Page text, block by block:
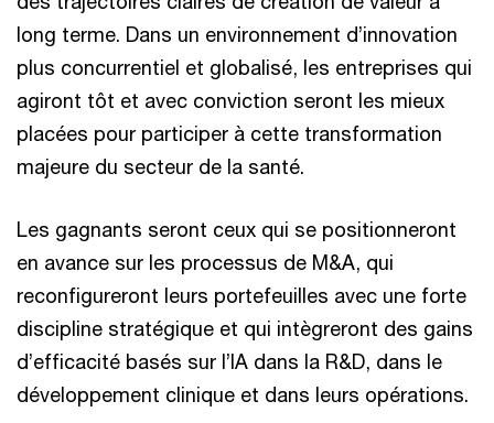
long terme. Dans un environnement d’innovation
plus concurrentiel et globalisé, les entreprises qui
agiront tôt et avec conviction seront les mieux
placées pour participer à cette transformation
majeure du secteur de la santé.
Les gagnants seront ceux qui se positionneront
en avance sur les processus de M&A, qui
reconfigureront leurs portefeuilles avec une forte
discipline stratégique et qui intègreront des gains
d’efficacité basés sur l’IA dans la R&D, dans le
développement clinique et dans leurs opérations.